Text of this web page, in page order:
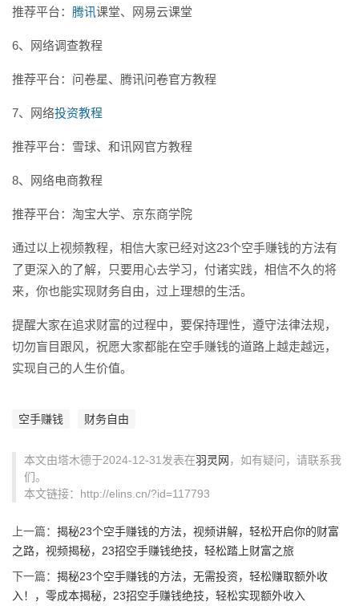
推荐平台： 腾讯课堂、网易云课堂
6、网络调查教程
推荐平台：问卷星、腾讯问卷官方教程
7、网络投资教程
推荐平台：雪球、和讯网官方教程
8、网络电商教程
推荐平台：淘宝大学、京东商学院
通过以上视频教程，相信大家已经对这23个空手赚钱的方法有
了更深入的了解，只要用心去学习，付诸实践，相信不久的将
来，你也能实现财务自由，过上理想的生活。
提醒大家在追求财富的过程中，要保持理性，遵守法律法规，
切勿盲目跟风，祝愿大家都能在空手赚钱的道路上越走越远，
实现自己的人生价值。
空手赚钱 财务自由
本文由塔木德于2024-12-31发表在羽灵网 ，如有疑问，请联系我
们。
本文链接：http://elins.cn/?id=117793
上一篇： 揭秘23个空手赚钱的方法，视频讲解，轻松开启你的财富
之路，视频揭秘，23招空手赚钱绝技，轻松踏上财富之旅
下一篇： 揭秘23个空手赚钱的方法，无需投资，轻松赚取额外收
入！，零成本揭秘，23招空手赚钱绝技，轻松实现额外收入